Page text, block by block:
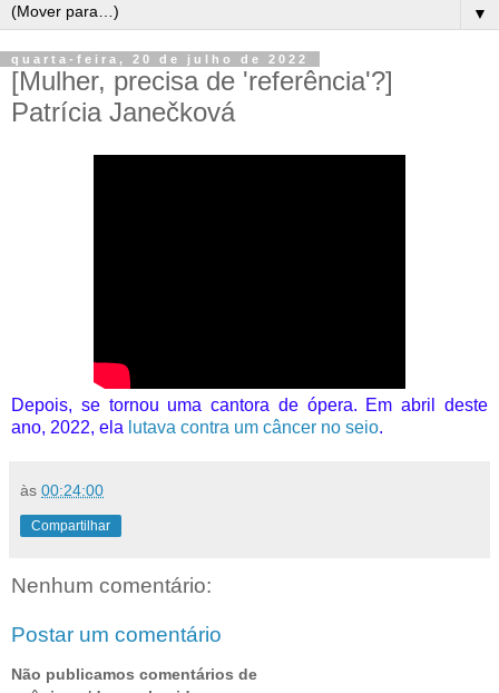
▼
quarta-feira, 20 de julho de 2022
[Mulher, precisa de 'referência'?]
Patrícia Janečková
Depois, se tornou uma cantora de ópera. Em abril deste
ano, 2022, ela lutava contra um câncer no seio.
às 00:24:00
Compartilhar
Nenhum comentário:
Postar um comentário
Não publicamos comentários de